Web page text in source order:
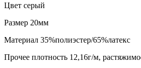
Цвет серый
Размер 20мм
Материал 35%полиэстер/65%латекс
Прочее плотность 12,16г/м,